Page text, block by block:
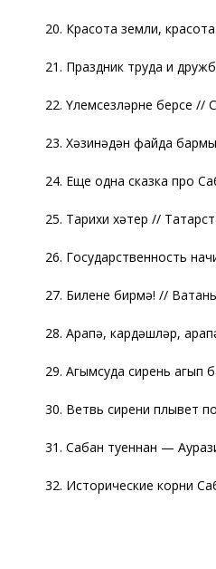
20. Красота земли,
21. Праздник труда и
22. Үлемсезләрнең берсе //
23. Хәзинәдән файда
24. Еще одна сказка про
25. Тарихи хәтер //
26. Государственность
27. Билеңне бирмә! //
28. Арапә, кардәшләр,
29. Агымсуда сирень агып
30. Ветвь сирени плывет
31. Сабан туеннан —
32. Исторические корни